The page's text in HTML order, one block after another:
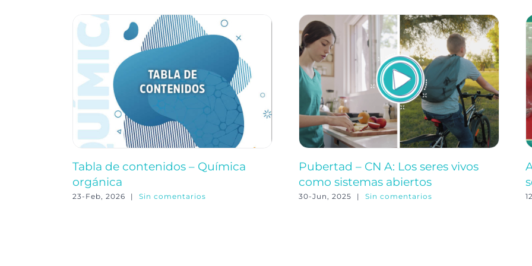
Tabla de contenidos – Química
orgánica
23-Feb, 2026 | Sin comentarios
Pubertad – CN A: Los seres vivos
como sistemas abiertos
30-Jun, 2025 | Sin comentarios